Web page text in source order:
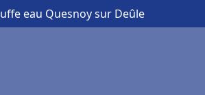
eau Quesnoy sur Deûle